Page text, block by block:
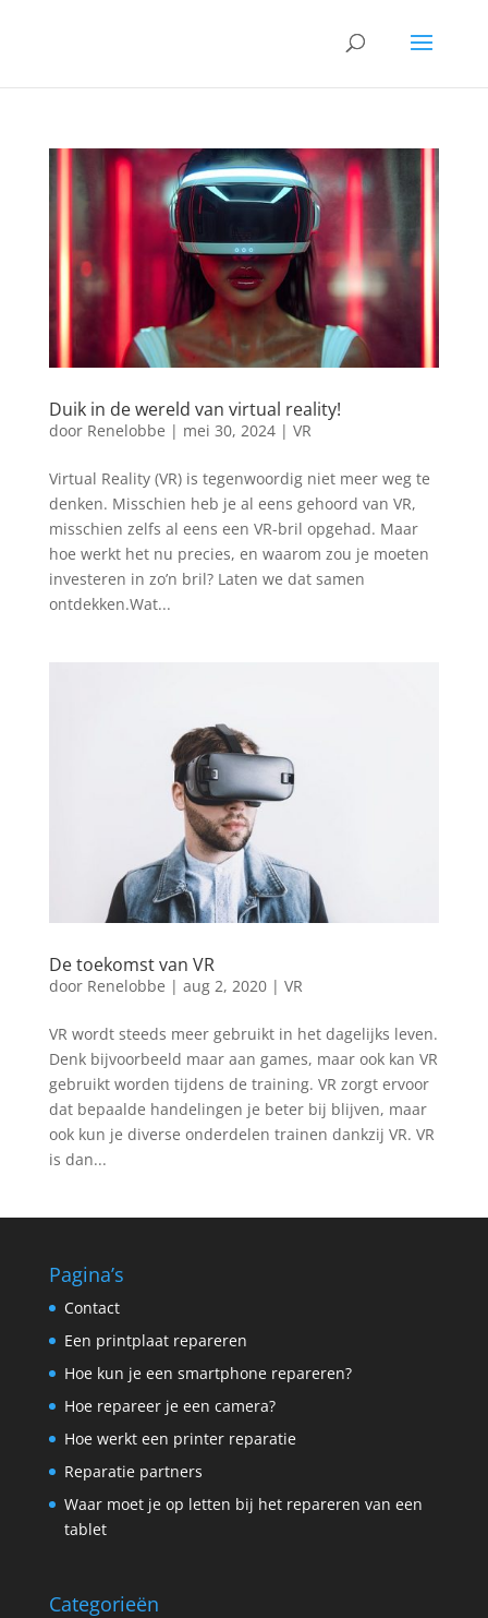
Duik in de wereld van virtual reality!
door Renelobbe | mei 30, 2024| VR
Virtual Reality (VR) is tegenwoordig niet meer weg te
denken. Misschien heb je al eens gehoord van VR,
misschien zelfs al eens een VR-bril opgehad. Maar
hoe werkt het nu precies, en waarom zou je moeten
investeren in zo’n bril? Laten we dat samen
ontdekken.Wat...
De toekomst van VR
door Renelobbe | aug 2, 2020| VR
VR wordt steeds meer gebruikt in het dagelijks leven.
Denk bijvoorbeeld maar aan games, maar ook kan VR
gebruikt worden tijdens de training. VR zorgt ervoor
dat bepaalde handelingen je beter bij blijven, maar
ook kun je diverse onderdelen trainen dankzij VR. VR
is dan...
Pagina’s
Contact
Een printplaat repareren
Hoe kun je een smartphone repareren?
Hoe repareer je een camera?
Hoe werkt een printer reparatie
Reparatie partners
Waar moet je op letten bij het repareren van een
tablet
Categorieën